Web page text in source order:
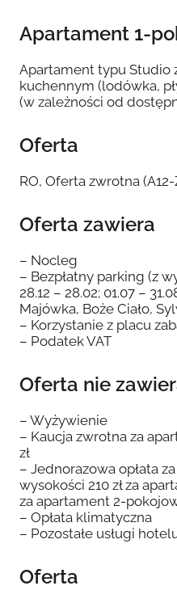
Apartament 1-
Apartament typu Studio
kuchennym (lodówka,
(w zależności od
Oferta
RO, Oferta zwrotna (A12-
Oferta zawiera
– Nocleg
– Bezpłatny parking (z
28.12 – 28.02; 01.07 –
Majówka, Boże Ciało,
– Korzystanie z placu
– Podatek VAT
Oferta nie
– Wyżywienie
– Kaucja zwrotna za
zł
– Jednorazowa opłata
wysokości 210 zł za
za apartament 2-
– Opłata klimatyczna
– Pozostałe usługi
Oferta